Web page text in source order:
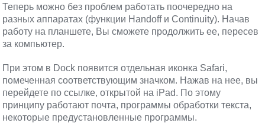
Теперь можно без проблем работать поочередно на
разных аппаратах (функции Handoff и Continuity). Начав
работу на планшете, Вы сможете продолжить ее, пересев
за компьютер.
При этом в Dock появится отдельная иконка Safari,
помеченная соответствующим значком. Нажав на нее, вы
перейдете по ссылке, открытой на iPad. По этому
принципу работают почта, программы обработки текста,
некоторые предустановленные программы.